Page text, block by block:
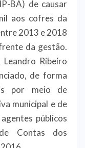
BA) de causar
aos cofres da
2013 e 2018
da gestão.
Ribeiro
de forma
por meio de
municipal e de
públicos
Contas dos